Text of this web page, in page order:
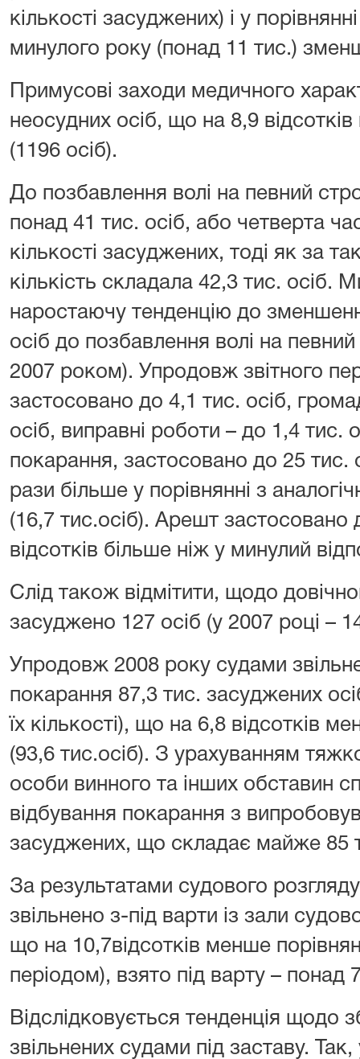
кількості засуджених) і у
минулого року (понад 11 тис.)
Примусові заходи медичного
неосудних осіб, що на 8,9
(1196 осіб).
До позбавлення волі на певний
понад 41 тис. осіб, або четверта
кількості засуджених, тоді як за
кількість складала 42,3 тис. осіб.
наростаючу тен­денцію до
осіб до позбавлення волі на
2007 роком). Упродовж звітного
застосовано до 4,1 тис. осіб,
осіб, виправні роботи – до 1,4
покарання, застосовано до 25 тис.
рази більше у порівнянні з
(16,7 тис.осіб). Арешт застосовано
відсотків більше ніж у минулий
Слід також відмітити, щодо
засуджено 127 осіб (у 2007 році –
Упродовж 2008 року судами
покарання 87,3 тис. засуджених
їх кількості), що на 6,8 відсотків
(93,6 тис.осіб). З ураху­ванням
особи винного та інших обставин
відбуван­ня покарання з
засуджених, що складає майже 85
За результатами судового
звільнено з-під варти із зали
що на 10,7відсотків менше
періодом), взято під варту – понад
Відслідковується тенденція щодо
звільнених судами під заставу.